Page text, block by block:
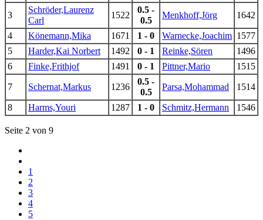
3
Schröder,Laurenz
Carl
1522
0.5 -
0.5
Menkhoff,Jörg 1642
4 Könemann,Mika 1671 1 - 0 Warnecke,Joachim 1577
5
Harder,Kai Norbert 1492 0 - 1 Reinke,Sören
1496
6
Finke,Frithjof 1491 0 - 1 Pittner,Mario 1515
7 Schernat,Markus 1236
0.5 -
0.5
Parsa,Mohammad 1514
8 Harms,Youri 1287 1 - 0 Schmitz,Hermann 1546
Seite 2 von 9
1
2
3
4
5